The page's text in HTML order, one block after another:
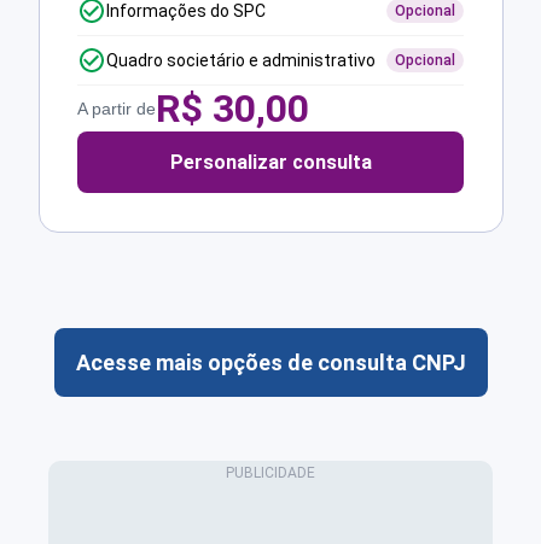
Informações do SPC Opcional
Quadro societário e administrativo Opcional
A partir deR$ 30,00
Personalizar consulta
Acesse mais opções de consulta CNPJ